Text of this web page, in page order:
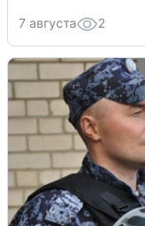
7 августа 2